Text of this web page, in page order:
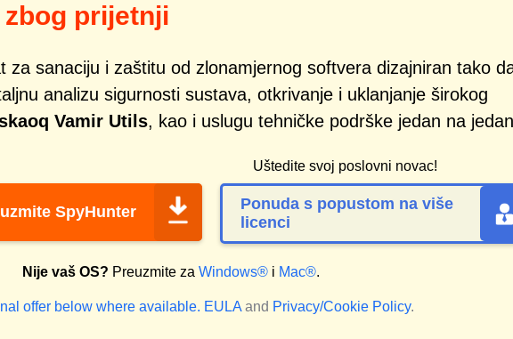
prijetnji
za sanaciju i zaštitu od zlonamjernog softvera dizajniran tako
analizu sigurnosti sustava, otkrivanje i uklanjanje širokog
Vamir Utils, kao i uslugu tehničke podrške jedan na
SpyHunter
Uštedite svoj poslovni novac!
Ponuda s popustom na više
licenci
Nije vaš OS? Preuzmite za Windows® i Mac®.
offer below where available. EULA and Privacy/Cookie Policy.